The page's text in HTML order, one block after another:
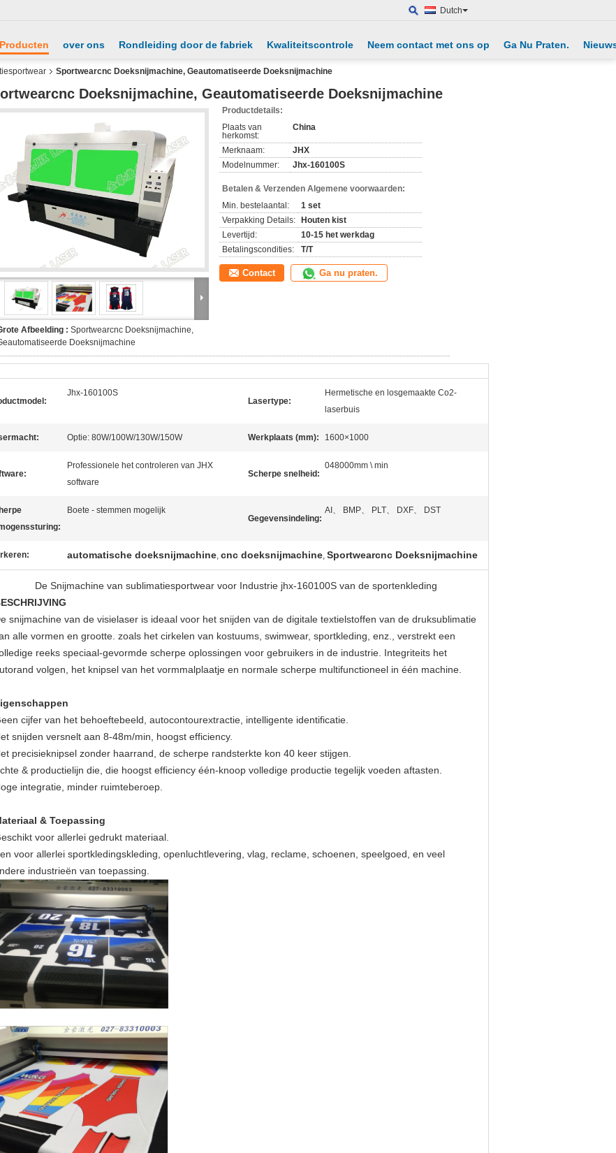
Dutch
Producten over ons Rondleiding door de fabriek Kwaliteitscontrole Neem contact met ons op Ga Nu Praten.
Sportwearcnc Doeksnijmachine, Geautomatiseerde Doeksnijmachine
Doeksnijmachine, Geautomatiseerde Doeksnijmachine
Afbeelding : Sportwearcnc Doeksnijmachine,
Doeksnijmachine
Productdetails:
Plaats van
herkomst:
China
Merknaam:
JHX
Modelnummer:
Jhx-160100S
Betalen & Verzenden Algemene voorwaarden:
Min. bestelaantal:
1 set
Verpakking Details:
Houten kist
Levertijd:
10-15 het werkdag
Betalingscondities:
T/T
Contact Ga nu praten.
Jhx-160100S
Lasertype:
Hermetische en losgemaakte Co2-
laserbuis
Optie: 80W/100W/130W/150W Werkplaats (mm): 1600×1000
Professionele het controleren van JHX
software
Scherpe snelheid:
048000mm \ min
Boete - stemmen mogelijk
Gegevensindeling:
AI、 BMP、 PLT、 DXF、 DST
automatische doeksnijmachine, cnc doeksnijmachine, Sportwearcnc Doeksnijmachine
De Snijmachine van sublimatiesportwear voor Industrie jhx-160100S van de sportenkleding
snijmachine van de visielaser is ideaal voor het snijden van de digitale textielstoffen van de druksublimatie
alle vormen en grootte. zoals het cirkelen van kostuums, swimwear, sportkleding, enz., verstrekt een
reeks speciaal-gevormde scherpe oplossingen voor gebruikers in de industrie. Integriteits het
volgen, het knipsel van het vormmalplaatje en normale scherpe multifunctioneel in één machine.
cijfer van het behoeftebeeld, autocontourextractie, intelligente identificatie.
snijden versnelt aan 8-48m/min, hoogst efficiency.
precisieknipsel zonder haarrand, de scherpe randsterkte kon 40 keer stijgen.
& productielijn die, die hoogst efficiency één-knoop volledige productie tegelijk voeden aftasten.
integratie, minder ruimteberoep.
& Toepassing
voor allerlei gedrukt materiaal.
voor allerlei sportkledingskleding, openluchtlevering, vlag, reclame, schoenen, speelgoed, en veel
industrieën van toepassing.